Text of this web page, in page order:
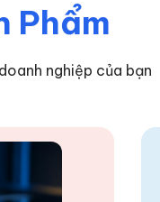
Phẩm
nghiệp của bạn